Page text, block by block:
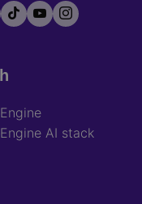
TikTokYouTubeInstagram
AI stack